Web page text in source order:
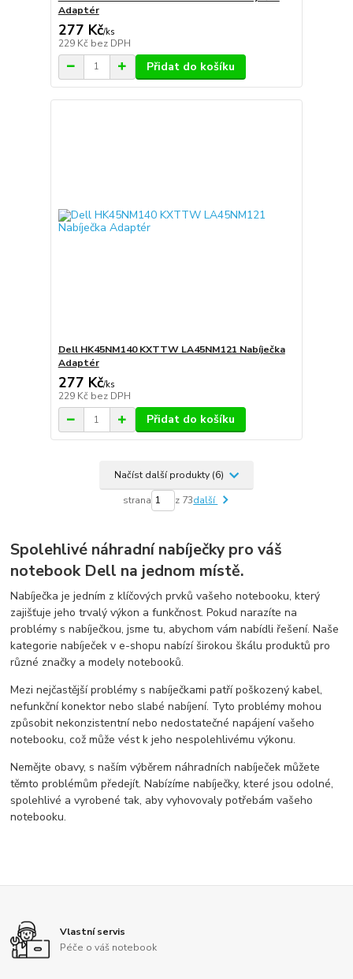
Adaptér
277 Kč/ks
229 Kč bez DPH
Přidat do košíku
Dell HK45NM140 KXTTW LA45NM121 Nabíječka
Adaptér
277 Kč/ks
229 Kč bez DPH
Přidat do košíku
Načíst další produkty (6)
strana z 73další
Spolehlivé náhradní nabíječky pro váš
notebook Dell na jednom místě.
Nabíječka je jedním z klíčových prvků vašeho notebooku, který
zajišťuje jeho trvalý výkon a funkčnost. Pokud narazíte na
problémy s nabíječkou, jsme tu, abychom vám nabídli řešení. Naše
kategorie nabíječek v e-shopu nabízí širokou škálu produktů pro
různé značky a modely notebooků.
Mezi nejčastější problémy s nabíječkami patří poškozený kabel,
nefunkční konektor nebo slabé nabíjení. Tyto problémy mohou
způsobit nekonzistentní nebo nedostatečné napájení vašeho
notebooku, což může vést k jeho nespolehlivému výkonu.
Nemějte obavy, s naším výběrem náhradních nabíječek můžete
těmto problémům předejít. Nabízíme nabíječky, které jsou odolné,
spolehlivé a vyrobené tak, aby vyhovovaly potřebám vašeho
notebooku.
Vlastní servis
Péče o váš notebook